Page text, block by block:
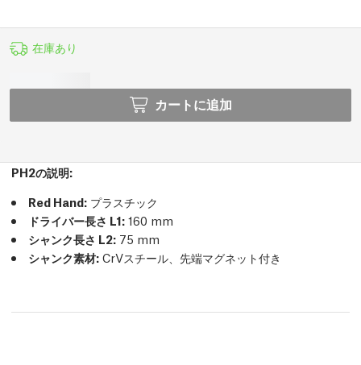
在庫あり
カートに追加
PH2の説明:
Red Hand: プラスチック
ドライバー長さ L1: 160 mm
シャンク長さ L2: 75 mm
シャンク素材: CrVスチール、先端マグネット付き